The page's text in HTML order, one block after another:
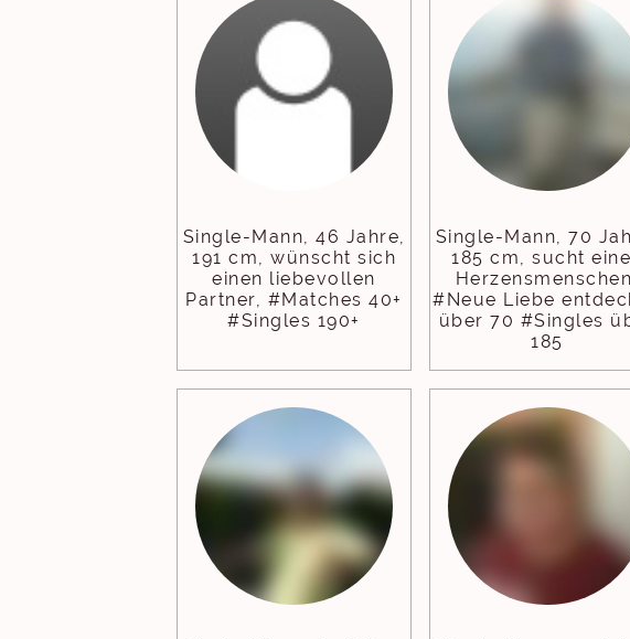
Single-Mann, 46 Jahre,
191 cm, wünscht sich
einen liebevollen
Partner, #Matches 40+
#Singles 190+
Single-Mann, 70
185 cm, sucht
Herzensmenschen,
#Neue Liebe
über 70 #Singles
185